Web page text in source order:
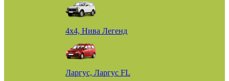
4х4, Нива Легенд
Ларгус, Ларгус FL